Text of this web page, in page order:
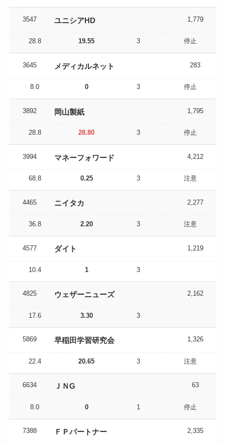
3547 ユニシアHD 1,779
28.8 19.55 3 停止
3645 メディカルネット 283
8.0 0 3 停止
3892 岡山製紙 1,795
28.8 28.80 3 停止
3994 マネーフォワード 4,212
68.8 0.25 3 注意
4465 ニイタカ 2,277
36.8 2.20 3 注意
4577 ダイト 1,219
10.4 1 3
4825 ウェザーニューズ 2,162
17.6 3.30 3
5869 早稲田学習研究会 1,326
22.4 20.65 3 注意
6634 ＪＮG 63
8.0 0 1 停止
7388 ＦＰパートナー 2,335